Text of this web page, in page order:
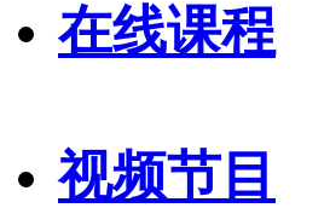
在线课程
视频节目